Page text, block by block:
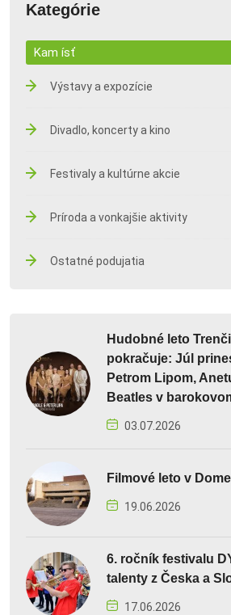
Kategórie
Kam ísť
Výstavy a expozície
Divadlo, koncerty a kino
Festivaly a kultúrne akcie
Príroda a vonkajšie aktivity
Ostatné podujatia
Hudobné leto
pokračuje: Júl
Petrom Lipom,
Beatles v
03.07.2026
Filmové leto v
19.06.2026
6. ročník festivalu
talenty z Česka a
17.06.2026